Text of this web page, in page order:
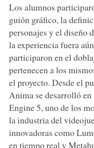
Los alumnos
guión gráfico, la
personajes y el diseño
la experiencia fuera
participaron en el
pertenecen a los
el proyecto. Desde el
Anima se desarrolló
Engine 5, uno de los
la industria del
innovadoras como
en tiempo real y